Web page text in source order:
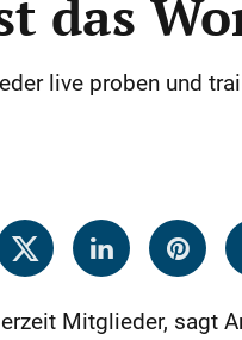
das
live proben und
Mitglieder, sagt